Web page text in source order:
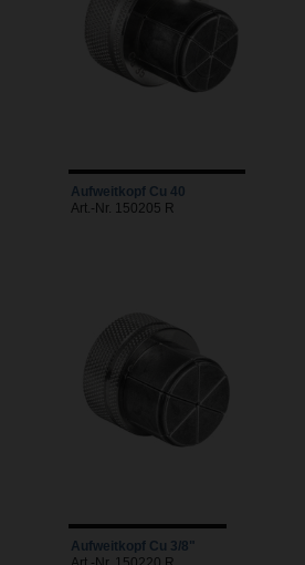
Aufweitkopf Cu 40
Art.-Nr. 150205 R
Aufweitkopf Cu 3/8"
Art.-Nr. 150220 R